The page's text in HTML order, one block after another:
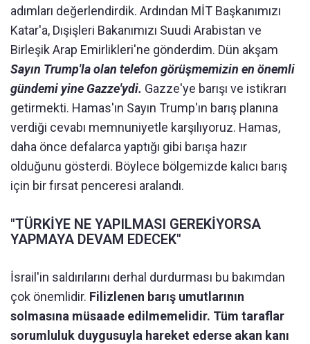
adımları değerlendirdik. Ardından MİT Başkanımızı
Katar'a, Dışişleri Bakanımızı Suudi Arabistan ve
Birleşik Arap Emirlikleri'ne gönderdim. Dün akşam
Sayın Trump'la olan telefon görüşmemizin en önemli
gündemi yine Gazze'ydi. Gazze'ye barışı ve istikrarı
getirmekti. Hamas'ın Sayın Trump'ın barış planına
verdiği cevabı memnuniyetle karşılıyoruz. Hamas,
daha önce defalarca yaptığı gibi barışa hazır
olduğunu gösterdi. Böylece bölgemizde kalıcı barış
için bir fırsat penceresi aralandı.
"TÜRKİYE NE YAPILMASI GEREKİYORSA
YAPMAYA DEVAM EDECEK"
İsrail'in saldırılarını derhal durdurması bu bakımdan
çok önemlidir. Filizlenen barış umutlarının
solmasına müsaade edilmemelidir. Tüm taraflar
sorumluluk duygusuyla hareket ederse akan kanı